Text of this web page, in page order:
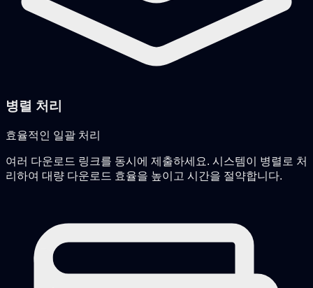
병렬 처리
효율적인 일괄 처리
여러 다운로드 링크를 동시에 제출하세요. 시스템이 병렬로 처
리하여 대량 다운로드 효율을 높이고 시간을 절약합니다.